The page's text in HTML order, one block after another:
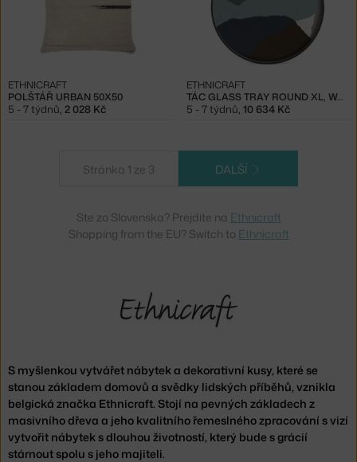
S myšlenkou vytvářet nábytek a dekorativní kusy, které se
stanou základem domovů a svědky lidských příběhů, vznikla
belgická značka Ethnicraft. Stojí na pevných základech z
masivního dřeva a jeho kvalitního řemeslného zpracování s vizí
vytvořit nábytek s dlouhou životností, který bude s grácií
stárnout spolu s jeho majiteli.
POLŠTÁŘ URBAN 50X50
ETHNICRAFT
5 - 7 týdnů, 2 028 Kč
TÁC GLASS TRAY ROUND XL, WABI SABI
ETHNICRAFT
5 - 7 týdnů, 10 634 Kč
Stránka 1 ze 3 DALŠÍ
Ste zo Slovenska? Prejdite na Ethnicraft
Shopping from the EU? Switch to Ethnicraft